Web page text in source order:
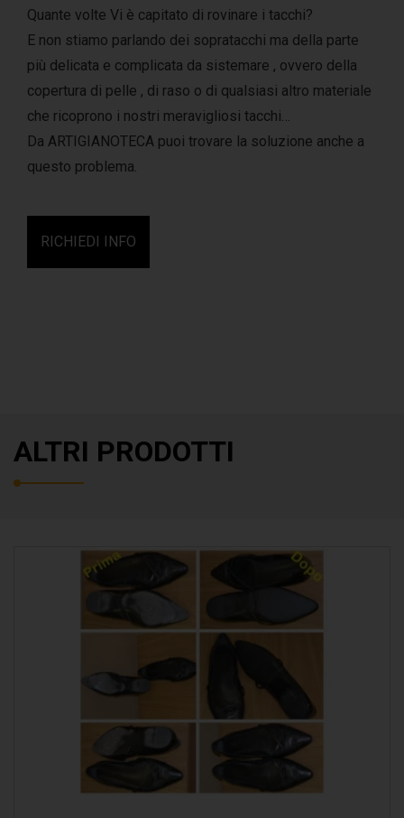
Quante volte Vi è capitato di rovinare i tacchi?
E non stiamo parlando dei sopratacchi ma della parte
più delicata e complicata da sistemare , ovvero della
copertura di pelle , di raso o di qualsiasi altro materiale
che ricoprono i nostri meravigliosi tacchi…
Da ARTIGIANOTECA puoi trovare la soluzione anche a
questo problema.
RICHIEDI INFO
ALTRI PRODOTTI